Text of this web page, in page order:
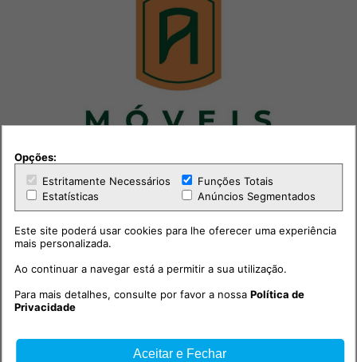
Opções:
Estritamente Necessários
Funções Totais
Estatísticas
Anúncios Segmentados
Este site poderá usar cookies para lhe oferecer uma experiência
mais personalizada.
Ao continuar a navegar está a permitir a sua utilização.
Para mais detalhes, consulte por favor a nossaPolítica de
Privacidade
Aceitar e Fechar